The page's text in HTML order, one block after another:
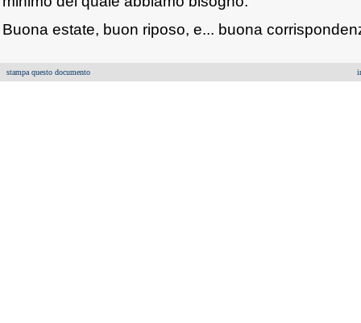
Buona estate, buon riposo, e... buona
stampa questo documento